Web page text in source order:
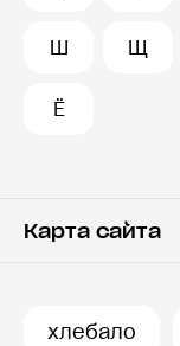
Ш Щ
Ё
Карта сайта
хлебало